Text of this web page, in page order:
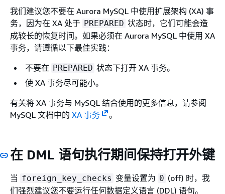
我们建议您不要在 Aurora MySQL 中使用扩展架构 (XA) 事
务，因为在 XA 处于 PREPARED 状态时，它们可能会造
成较长的恢复时间。如果必须在 Aurora MySQL 中使用 XA
事务，请遵循以下最佳实践：
不要在 PREPARED 状态下打开 XA 事务。
使 XA 事务尽可能小。
有关将 XA 事务与 MySQL 结合使用的更多信息，请参阅
MySQL 文档中的 XA 事务 。
在 DML 语句执行期间保持打开外键
当 foreign_key_checks 变量设置为 0 (off) 时，我
们强烈建议您不要运行任何数据定义语言 (DDL) 语句。